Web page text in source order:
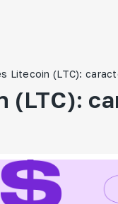
Litecoin (LTC):
(LTC):